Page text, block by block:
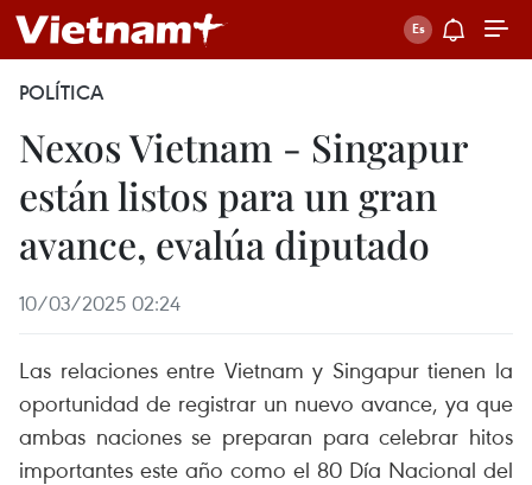
POLÍTICA
Nexos Vietnam - Singapur
están listos para un gran
avance, evalúa diputado
10/03/2025 02:24
Las relaciones entre Vietnam y Singapur tienen la
oportunidad de registrar un nuevo avance, ya que
ambas naciones se preparan para celebrar hitos
importantes este año como el 80 Día Nacional del